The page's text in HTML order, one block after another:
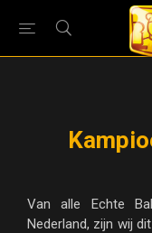
Van alle Echte
Nederland, zijn wij